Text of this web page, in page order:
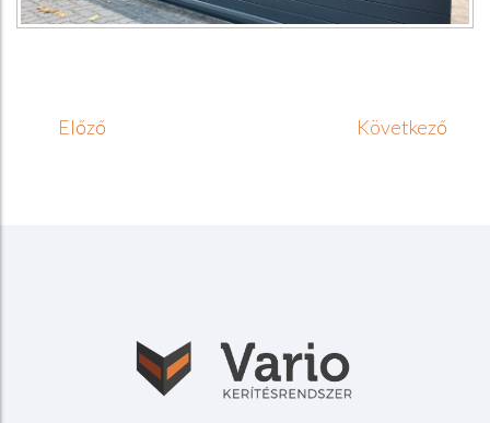
Előző Következő